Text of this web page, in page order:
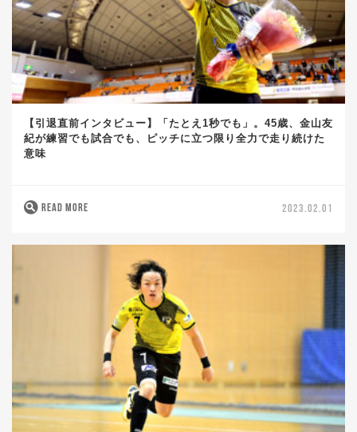
【引退直前インタビュー】「たとえ1秒でも」。45歳、金山友
紀が練習でも試合でも、ピッチに立つ限り全力で走り続けた
意味
READ MORE 2023.02.01